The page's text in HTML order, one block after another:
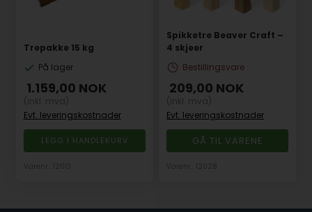
Trepakke 15 kg
På lager
1.159,00 NOK
Evt. leveringskostnader
Spikketre Beaver Craft –
4 skjeer
Bestillingsvare
209,00 NOK
Evt. leveringskostnader
GÅ TIL VARENE